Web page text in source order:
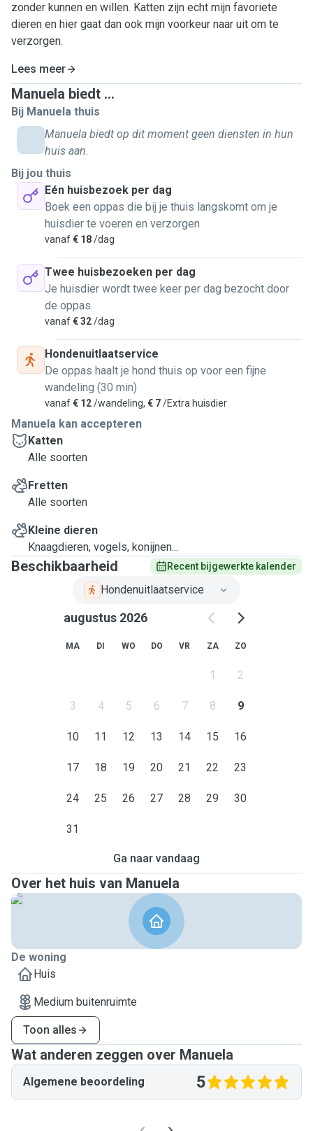
zonder kunnen en willen. Katten zijn echt mijn favoriete
dieren en hier gaat dan ook mijn voorkeur naar uit om te
verzorgen.
Lees meer
Manuela biedt ...
Bij Manuela thuis
Manuela biedt op dit moment geen diensten in hun
huis aan.
Bij jou thuis
Eén huisbezoek per dag
Boek een oppas die bij je thuis langskomt om je
huisdier te voeren en verzorgen
vanaf€ 18/dag
Twee huisbezoeken per dag
Je huisdier wordt twee keer per dag bezocht door
de oppas.
vanaf€ 32/dag
Hondenuitlaatservice
De oppas haalt je hond thuis op voor een fijne
wandeling (30 min)
vanaf€ 12/wandeling, € 7/Extra huisdier
Manuela kan accepteren
Katten
Alle soorten
Fretten
Alle soorten
Kleine dieren
Knaagdieren, vogels, konijnen...
Beschikbaarheid Recent bijgewerkte kalender
Hondenuitlaatservice
augustus 2026
MA DI WO DO VR ZA ZO
1 2
3 4 5 6 7 8 9
10 11 12 13 14 15 16
17 18 19 20 21 22 23
24 25 26 27 28 29 30
31
Ga naar vandaag
Over het huis van Manuela
De woning
Huis
Medium buitenruimte
Toon alles
Wat anderen zeggen over Manuela
Algemene beoordeling 5